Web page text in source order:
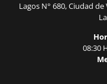
Lagos N° 680, Ciudad
08:30